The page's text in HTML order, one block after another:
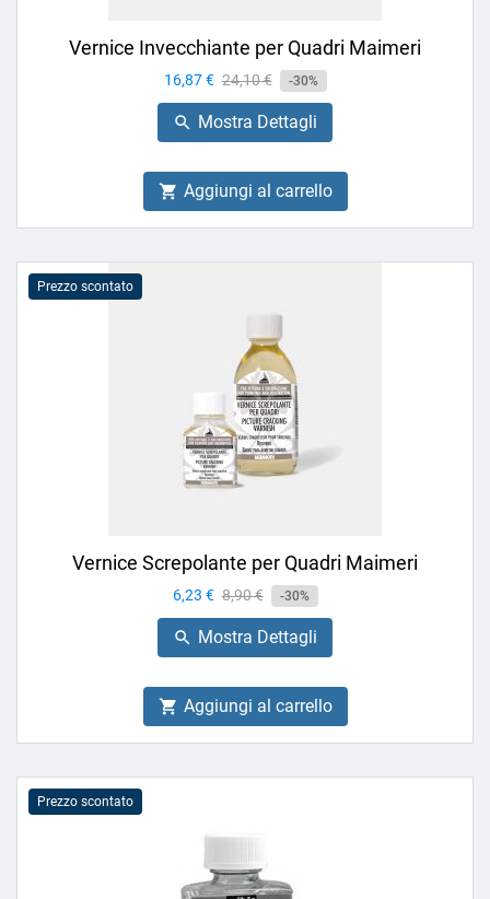
Vernice Invecchiante per Quadri Maimeri
Prezzo
16,87 € Prezzo
base
24,10 € -30%
 Mostra Dettagli
 Aggiungi al carrello
Prezzo scontato
Vernice Screpolante per Quadri Maimeri
Prezzo
6,23 € Prezzo
base
8,90 € -30%
 Mostra Dettagli
 Aggiungi al carrello
Prezzo scontato